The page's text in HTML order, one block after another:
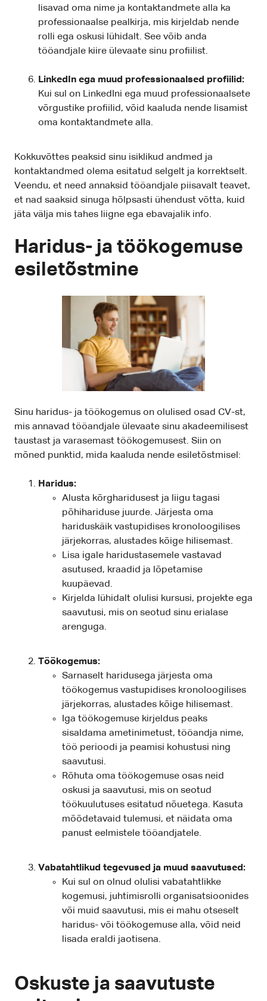
lisavad oma nime ja kontaktandmete alla ka
professionaalse pealkirja, mis kirjeldab nende
rolli ega oskusi lühidalt. See võib anda
tööandjale kiire ülevaate sinu profiilist.
LinkedIn ega muud professionaalsed profiilid:
Kui sul on LinkedIni ega muud professionaalsete
võrgustike profiilid, võid kaaluda nende lisamist
oma kontaktandmete alla.
Kokkuvõttes peaksid sinu isiklikud andmed ja
kontaktandmed olema esitatud selgelt ja korrektselt.
Veendu, et need annaksid tööandjale piisavalt teavet,
et nad saaksid sinuga hõlpsasti ühendust võtta, kuid
jäta välja mis tahes liigne ega ebavajalik info.
Haridus- ja töökogemuse
esiletõstmine
Sinu haridus- ja töökogemus on olulised osad CV-st,
mis annavad tööandjale ülevaate sinu akadeemilisest
taustast ja varasemast töökogemusest. Siin on
mõned punktid, mida kaaluda nende esiletõstmisel:
Haridus:
Alusta kõrgharidusest ja liigu tagasi
põhihariduse juurde. Järjesta oma
hariduskäik vastupidises kronoloogilises
järjekorras, alustades kõige hilisemast.
Lisa igale haridustasemele vastavad
asutused, kraadid ja lõpetamise
kuupäevad.
Kirjelda lühidalt olulisi kursusi, projekte ega
saavutusi, mis on seotud sinu erialase
arenguga.
Töökogemus:
Sarnaselt haridusega järjesta oma
töökogemus vastupidises kronoloogilises
järjekorras, alustades kõige hilisemast.
Iga töökogemuse kirjeldus peaks
sisaldama ametinimetust, tööandja nime,
töö perioodi ja peamisi kohustusi ning
saavutusi.
Rõhuta oma töökogemuse osas neid
oskusi ja saavutusi, mis on seotud
töökuulutuses esitatud nõuetega. Kasuta
mõõdetavaid tulemusi, et näidata oma
panust eelmistele tööandjatele.
Vabatahtlikud tegevused ja muud saavutused:
Kui sul on olnud olulisi vabatahtlikke
kogemusi, juhtimisrolli organisatsioonides
või muid saavutusi, mis ei mahu otseselt
haridus- või töökogemuse alla, võid neid
lisada eraldi jaotisena.
Oskuste ja saavutuste